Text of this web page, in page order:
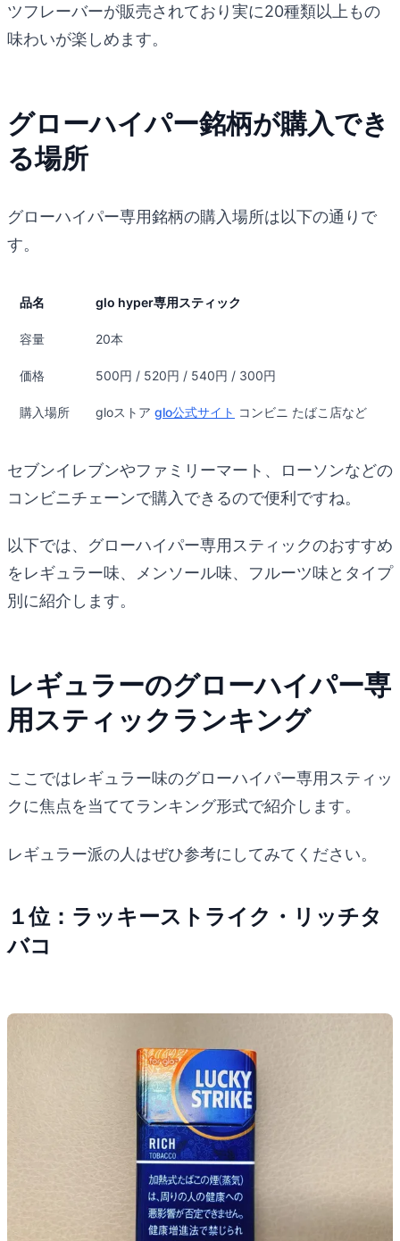
ツフレーバーが販売されており実に20種類以上もの
味わいが楽しめます。
グローハイパー銘柄が購入でき
る場所
グローハイパー専用銘柄の購入場所は以下の通りで
す。
品名 glo hyper専用スティック
容量 20本
価格 500円 / 520円 / 540円 / 300円
購入場所 gloストア glo公式サイト コンビニ たばこ店など
セブンイレブンやファミリーマート、ローソンなどの
コンビニチェーンで購入できるので便利ですね。
以下では、グローハイパー専用スティックのおすすめ
をレギュラー味、メンソール味、フルーツ味とタイプ
別に紹介します。
レギュラーのグローハイパー専
用スティックランキング
ここではレギュラー味のグローハイパー専用スティッ
クに焦点を当ててランキング形式で紹介します。
レギュラー派の人はぜひ参考にしてみてください。
１位：ラッキーストライク・リッチタ
バコ